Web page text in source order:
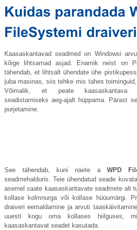
Kaasaskantavad seadmed on Windowsi
kõige lihtsamad asjad. Enamik neist on
tähendab, et lihtsalt ühendate ühe
juba masinas, siis tehke mis tahes
Võimalik, et peate kaasaskantava
seadistamiseks aeg-ajalt hüppama. Pärast
purjetamine.
See tähendab, kuni näete aWPD
seadmehalduris. Teie ühendatud seade
asemel saate kaasaskantavate seadmete alt
kollase kolmnurga või kollase hüüumärgi.
draiveri eemaldamine ja arvuti
uuesti kogu oma kollases hiilguses,
kaasaskantavat seadet kasutada.